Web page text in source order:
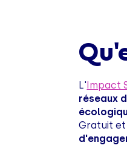
L' Impact
réseaux
Gratuit et